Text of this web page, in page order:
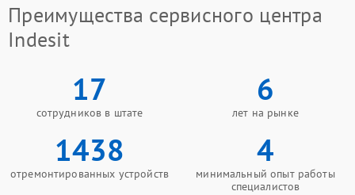
Преимущества сервисного центра
Indesit
17
сотрудников в штате
6
лет на рынке
1438
отремонтированных устройств
4
минимальный опыт работы
специалистов